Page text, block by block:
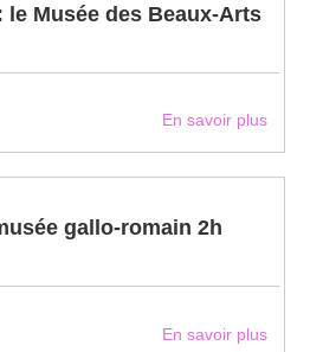
le Musée des Beaux-Arts
En savoir plus
gallo-romain 2h
En savoir plus